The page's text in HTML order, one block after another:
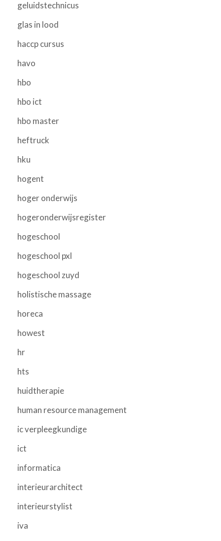
geluidstechnicus
glas in lood
haccp cursus
havo
hbo
hbo ict
hbo master
heftruck
hku
hogent
hoger onderwijs
hogeronderwijsregister
hogeschool
hogeschool pxl
hogeschool zuyd
holistische massage
horeca
howest
hr
hts
huidtherapie
human resource management
ic verpleegkundige
ict
informatica
interieurarchitect
interieurstylist
iva